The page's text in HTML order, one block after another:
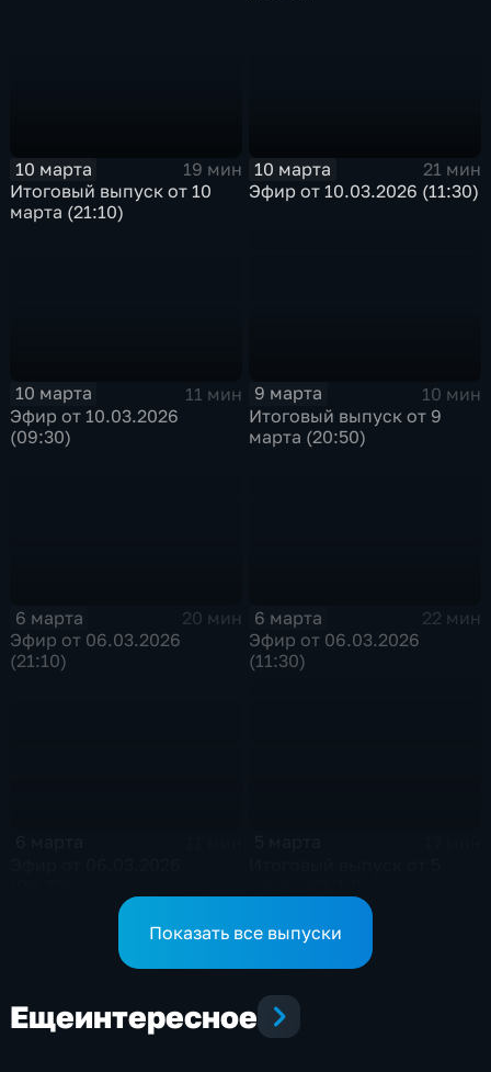
10 марта
19 мин
Итоговый выпуск от 10
марта (21:10)
10 марта
21 мин
Эфир от 10.03.2026 (11:30)
10 марта
11 мин
Эфир от 10.03.2026
(09:30)
9 марта
10 мин
Итоговый выпуск от 9
марта (20:50)
6 марта
20 мин
Эфир от 06.03.2026
(21:10)
6 марта
22 мин
Эфир от 06.03.2026
(11:30)
Показать все выпуски
Ещеинтересное